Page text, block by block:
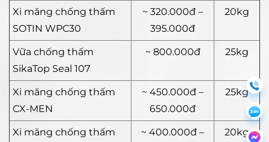
Xi măng chống thấm
SOTIN WPC30
~ 320.000đ –
395.000đ
20kg
Vữa chống thấm
SikaTop Seal 107
~ 800.000đ 25kg
Xi măng chống thấm
CX-MEN
~ 450.000đ –
650.000đ
25kg
Xi măng chống thấm
~ 400.000đ –
20kg